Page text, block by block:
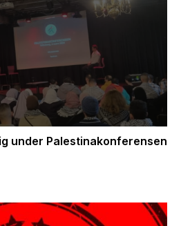
under Palestinakonferensen